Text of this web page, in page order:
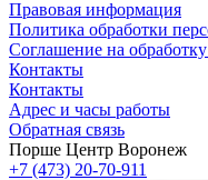
Правовая информация
Политика обработки
Соглашение на
Контакты
Контакты
Адрес и часы работы
Обратная связь
Порше Центр Воронеж
+7 (473) 20-70-911